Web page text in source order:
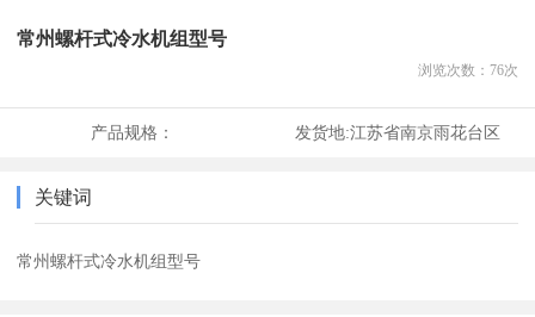
常州螺杆式冷水机组型号
浏览次数： 76次
产品规格： 发货地:江苏省南京雨花台区
关键词
常州螺杆式冷水机组型号